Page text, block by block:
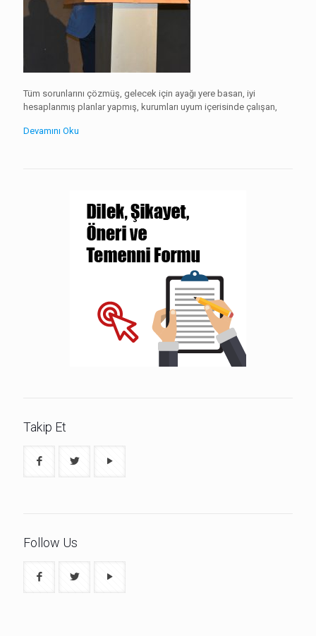
Tüm sorunlarını çözmüş, gelecek için ayağı yere basan, iyi
hesaplanmış planlar yapmış, kurumları uyum içerisinde çalışan,
Devamını Oku
Takip Et
Follow Us